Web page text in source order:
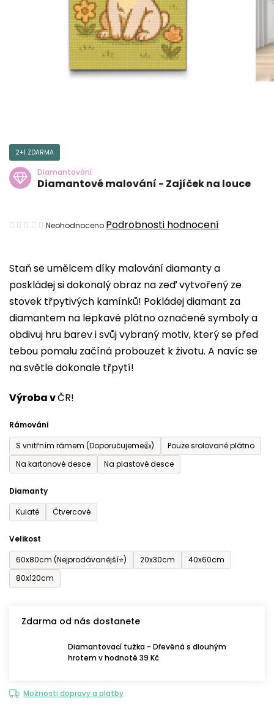
Staň se umělcem díky malování diamanty a
poskládej si dokonalý obraz na zeď vytvořený ze
stovek třpytivých kamínků! Pokládej diamant za
diamantem na lepkavé plátno označené symboly a
obdivuj hru barev i svůj vybraný motiv, který se před
tebou pomalu začíná probouzet k životu. A navíc se
na světle dokonale třpytí!
Výroba vČR!
Rámování
S vnitřním rámem (Doporučujeme👍)
Pouze srolované plátno
Na kartonové desce
Na plastové desce
Diamanty
Kulaté
Čtvercové
Velikost
60x80cm (Nejprodávanější⭐)
20x30cm
40x60cm
80x120cm
Zdarma od nás dostanete
Diamantovací tužka - Dřevěná s dlouhým
hrotem v hodnotě 39 Kč
Možnosti dopravy a platby
2+1 ZDARMA
Diamantování
Diamantové malování - Zajíček na louce
Průměrné
je
0,0
z
5
hvězdiček.
Neohodnoceno Podrobnosti hodnocení